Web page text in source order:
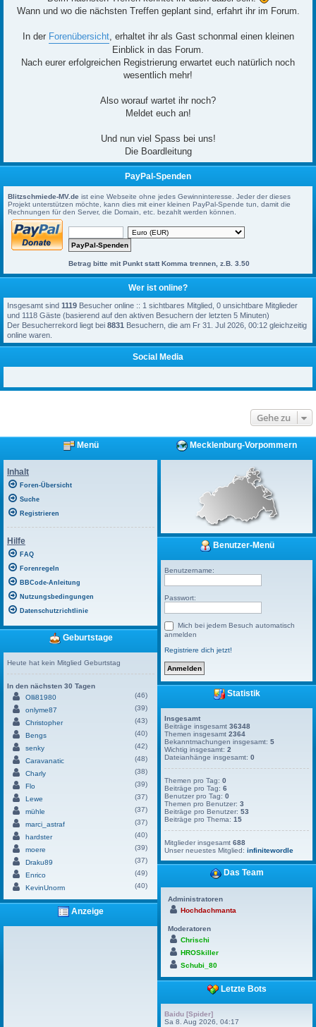
Wann und wo die nächsten Treffen geplant sind, erfahrt ihr im Forum.
In der Forenübersicht, erhaltet ihr als Gast schonmal einen kleinen
Einblick in das Forum.
Nach eurer erfolgreichen Registrierung erwartet euch natürlich noch
wesentlich mehr!
Also worauf wartet ihr noch?
Meldet euch an!
Und nun viel Spass bei uns!
Die Boardleitung
PayPal-Spenden
Blitzschmiede-MV.de ist eine Webseite ohne jedes Gewinninteresse. Jeder der dieses
Projekt unterstützen möchte, kann dies mit einer kleinen PayPal-Spende tun, damit die
Rechnungen für den Server, die Domain, etc. bezahlt werden können.
Betrag bitte mit Punkt statt Komma trennen, z.B. 3.50
Wer ist online?
Insgesamt sind 1119 Besucher online :: 1 sichtbares Mitglied, 0 unsichtbare Mitglieder
und 1118 Gäste (basierend auf den aktiven Besuchern der letzten 5 Minuten)
Der Besucherrekord liegt bei 8831 Besuchern, die am Fr 31. Jul 2026, 00:12 gleichzeitig
online waren.
Social Media
Gehe zu
Menü
Inhalt
Foren-Übersicht
Suche
Registrieren
Hilfe
FAQ
Forenregeln
BBCode-Anleitung
Nutzungsbedingungen
Datenschutzrichtlinie
Geburtstage
Heute hat kein Mitglied Geburtstag
In den nächsten 30 Tagen
Olli81980
(46)
onlyme87
(39)
Christopher
(43)
Bengs
(40)
senky
(42)
Caravanatic
(48)
Charly
(38)
Flo
(39)
Lewe
(37)
mühle
(37)
marci_astraf
(37)
hardster
(40)
moere
(39)
Draku89
(37)
Enrico
(49)
KevinUnorm
(40)
Anzeige
Mecklenburg-Vorpommern
Benutzer-Menü
Benutzername:
Passwort:
Mich bei jedem Besuch automatisch
anmelden
Registriere dich jetzt!
Statistik
Insgesamt
Beiträge insgesamt36348
Themen insgesamt2364
Bekanntmachungen insgesamt:5
Wichtig insgesamt:2
Dateianhänge insgesamt:0
Themen pro Tag:0
Beiträge pro Tag:6
Benutzer pro Tag:0
Themen pro Benutzer:3
Beiträge pro Benutzer:53
Beiträge pro Thema:15
Mitglieder insgesamt688
Unser neuestes Mitglied:infinitewordle
Das Team
Administratoren
Hochdachmanta
Moderatoren
Chrischi
HROSkiller
Schubi_80
Letzte Bots
Baidu [Spider]
Sa 8. Aug 2026, 04:17